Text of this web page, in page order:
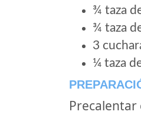
¾ taza
¾ taza
3
¼ taza
Precalentar